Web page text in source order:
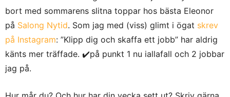
bort med sommarens slitna toppar hos bästa Eleonor
på Salong Nytid. Som jag med (viss) glimt i ögat skrev
på Instagram: ”Klipp dig och skaffa ett jobb” har aldrig
känts mer träffade. ✔️på punkt 1 nu iallafall och 2 jobbar
jag på.